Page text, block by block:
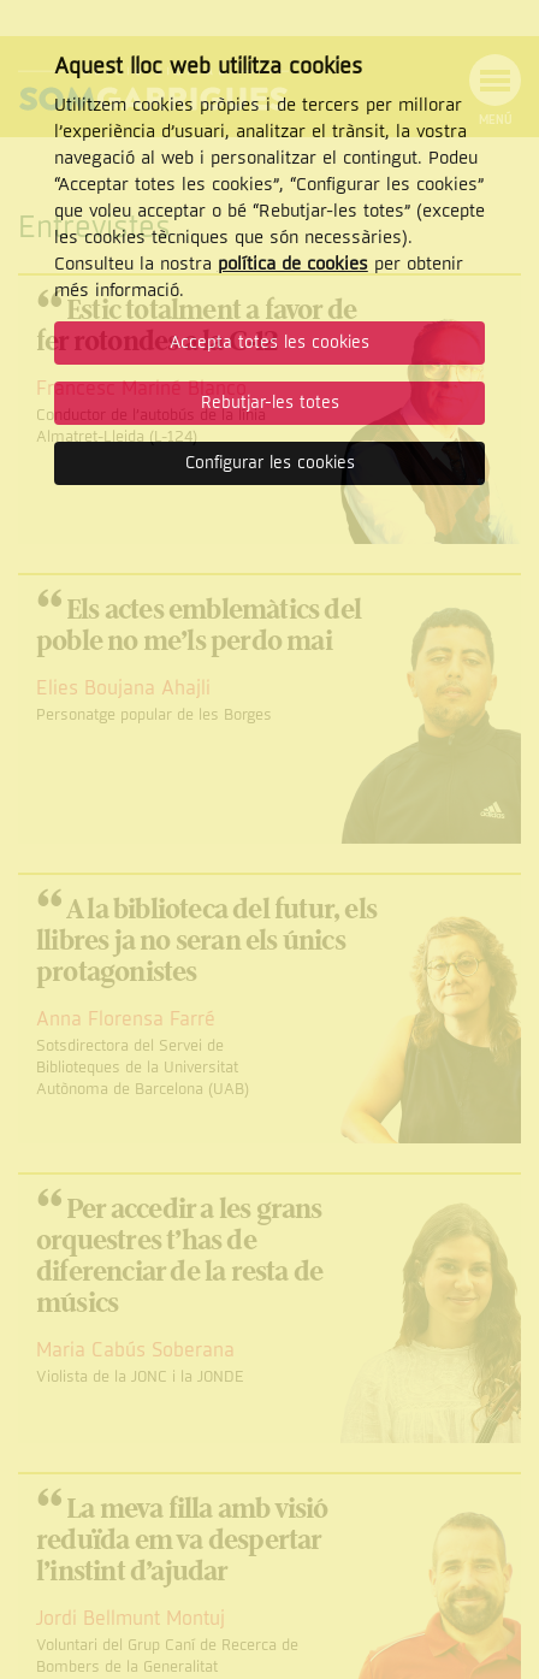
NAVEGACIÓ
MENÚ
Cercar
CERCAR
Entrevistes
“Estic totalment a favor de
fer rotondes a la C-12
Francesc Mariné Blanco
Conductor de l’autobús de la línia
Almatret-Lleida (L-124)
“Els actes emblemàtics del
poble no me’ls perdo mai
Elies Boujana Ahajli
Personatge popular de les Borges
“A la biblioteca del futur, els
llibres ja no seran els únics
protagonistes
Anna Florensa Farré
Sotsdirectora del Servei de
Biblioteques de la Universitat
Autònoma de Barcelona (UAB)
“Per accedir a les grans
orquestres t’has de
diferenciar de la resta de
músics
Maria Cabús Soberana
Violista de la JONC i la JONDE
“La meva filla amb visió
reduïda em va despertar
l’instint d’ajudar
Jordi Bellmunt Montuj
Voluntari del Grup Caní de Recerca de
Bombers de la Generalitat
Aquest lloc web utilitza cookies
Utilitzem cookies pròpies i de tercers per millorar
l’experiència d’usuari, analitzar el trànsit, la vostra
navegació al web i personalitzar el contingut. Podeu
“Acceptar totes les cookies”, “Configurar les cookies”
que voleu acceptar o bé “Rebutjar-les totes” (excepte
les cookies tècniques que són necessàries).
Consulteu la nostra política de cookiesper obtenir
més informació.
Accepta totes les cookies
Rebutjar-les totes
Configurar les cookies